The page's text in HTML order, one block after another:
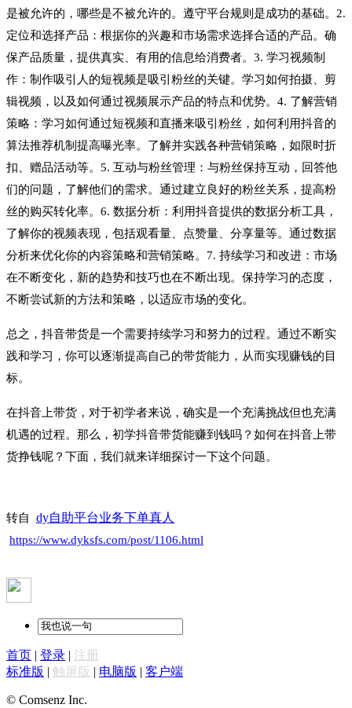
是被允许的，哪些是不被允许的。遵守平台规则是成功的基础。2.
定位和选择产品：根据你的兴趣和市场需求选择合适的产品。确
保产品质量，提供真实、有用的信息给消费者。3. 学习视频制
作：制作吸引人的短视频是吸引粉丝的关键。学习如何拍摄、剪
辑视频，以及如何通过视频展示产品的特点和优势。4. 了解营销
策略：学习如何通过短视频和直播来吸引粉丝，如何利用抖音的
算法推荐机制提高曝光率。了解并实践各种营销策略，如限时折
扣、赠品活动等。5. 互动与粉丝管理：与粉丝保持互动，回答他
们的问题，了解他们的需求。通过建立良好的粉丝关系，提高粉
丝的购买转化率。6. 数据分析：利用抖音提供的数据分析工具，
了解你的视频表现，包括观看量、点赞量、分享量等。通过数据
分析来优化你的内容策略和营销策略。7. 持续学习和改进：市场
在不断变化，新的趋势和技巧也在不断出现。保持学习的态度，
不断尝试新的方法和策略，以适应市场的变化。
总之，抖音带货是一个需要持续学习和努力的过程。通过不断实
践和学习，你可以逐渐提高自己的带货能力，从而实现赚钱的目
标。
在抖音上带货，对于初学者来说，确实是一个充满挑战但也充满
机遇的过程。那么，初学抖音带货能赚到钱吗？如何在抖音上带
货挣钱呢？下面，我们就来详细探讨一下这个问题。
转自 dy自助平台业务下单真人
https://www.dyksfs.com/post/1106.html
首页 | 登录 | 注册
标准版 | 触屏版 | 电脑版 | 客户端
© Comsenz Inc.